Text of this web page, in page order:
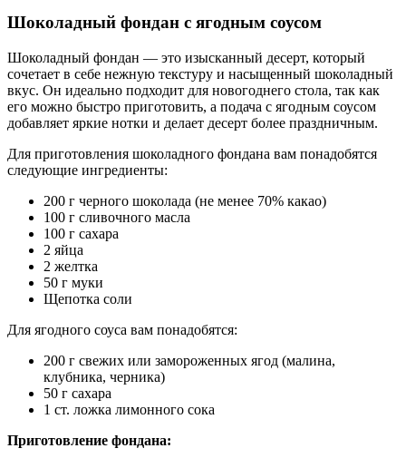
Шоколадный фондан с ягодным соусом
Шоколадный фондан — это изысканный десерт, который
сочетает в себе нежную текстуру и насыщенный шоколадный
вкус. Он идеально подходит для новогоднего стола, так как
его можно быстро приготовить, а подача с ягодным соусом
добавляет яркие нотки и делает десерт более праздничным.
Для приготовления шоколадного фондана вам понадобятся
следующие ингредиенты:
200 г черного шоколада (не менее 70% какао)
100 г сливочного масла
100 г сахара
2 яйца
2 желтка
50 г муки
Щепотка соли
Для ягодного соуса вам понадобятся:
200 г свежих или замороженных ягод (малина,
клубника, черника)
50 г сахара
1 ст. ложка лимонного сока
Приготовление фондана: